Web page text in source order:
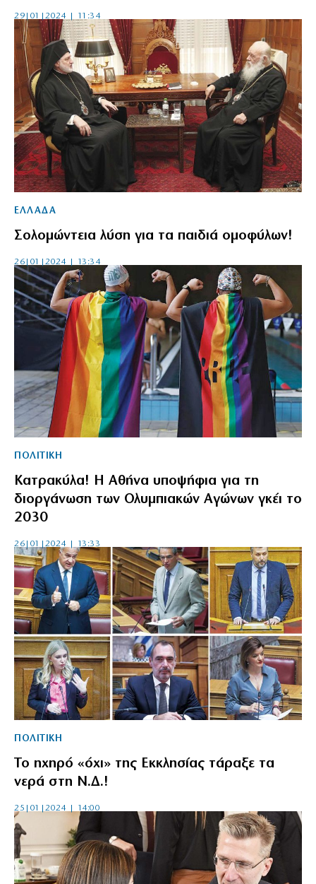
29|01|2024 | 11:34
ΕΛΛΑΔΑ
Σολομώντεια λύση για τα παιδιά ομοφύλων!
26|01|2024 | 13:34
ΠΟΛΙΤΙΚΗ
Κατρακύλα! Η Αθήνα υποψήφια για τη
διοργάνωση των Ολυμπιακών Αγώνων γκέι το
2030
26|01|2024 | 13:33
ΠΟΛΙΤΙΚΗ
Το ηχηρό «όχι» της Εκκλησίας τάραξε τα
νερά στη Ν.Δ.!
25|01|2024 | 14:00